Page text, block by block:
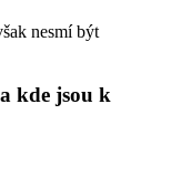
nesmí být
kde jsou k